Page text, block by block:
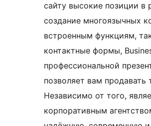
сайту высокие позиции в
создание многоязычных
встроенным функциям,
контактные формы,
профессиональной
позволяет вам
Независимо от того,
корпоративным